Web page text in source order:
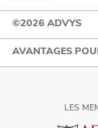
©2026 ADVYS
AVANTAGES
LES